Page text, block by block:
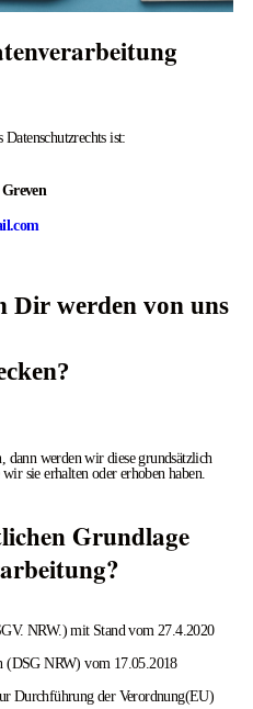
ist:
Dir werden von uns
dann werden wir diese grundsätzlich
sie erhalten oder erhoben haben.
Grundlage
NRW.) mit Stand vom 27.4.2020
(DSG NRW) vom 17.05.2018
Durchführung der Verordnung(EU)